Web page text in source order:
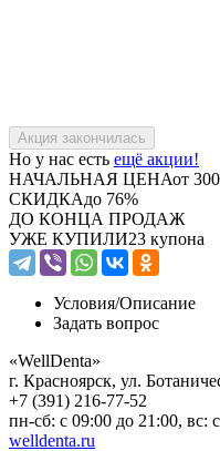
Но у нас есть ещё акции!
НАЧАЛЬНАЯ ЦЕНАот
СКИДКАдо 76%
ДО КОНЦА ПРОДАЖ
УЖЕ КУПИЛИ23 купона
Условия/Описание
Задать вопрос
«WellDenta»
г. Красноярск, ул.
+7 (391) 216-77-52
пн-сб: с 09:00 до 21:00, вс:
welldenta.ru